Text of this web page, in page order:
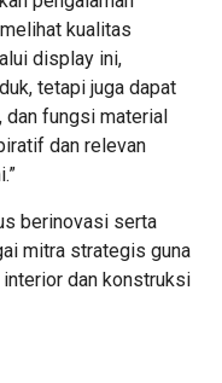
kualitas
display ini,
tetapi juga dapat
dan fungsi material
dan relevan
berinovasi serta
mitra strategis guna
dan konstruksi